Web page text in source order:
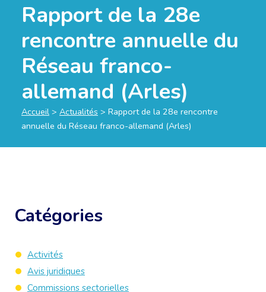
Rapport de la 28e
rencontre annuelle du
Réseau franco-
allemand (Arles)
Accueil > Actualités > Rapport de la 28e rencontre
annuelle du Réseau franco-allemand (Arles)
Catégories
Activités
Avis juridiques
Commissions sectorielles